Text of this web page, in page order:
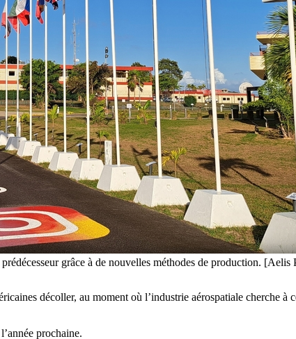
grâce à de nouvelles méthodes de production.
décoller, au moment où l’industrie aérospatiale cherche
prochaine.